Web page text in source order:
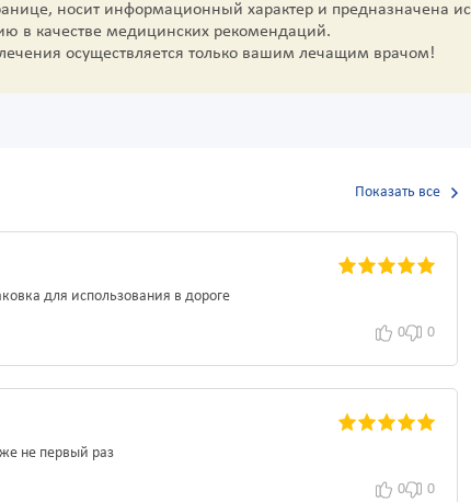
носит информационный характер и предназначена
в качестве медицинских рекомендаций.
осуществляется только вашим лечащим врачом!
Показать все
для использования в дороге
0 0
не первый раз
0 0